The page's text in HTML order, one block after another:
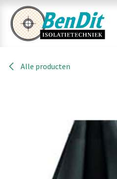
Overslaan naar inhoud
Alle producten